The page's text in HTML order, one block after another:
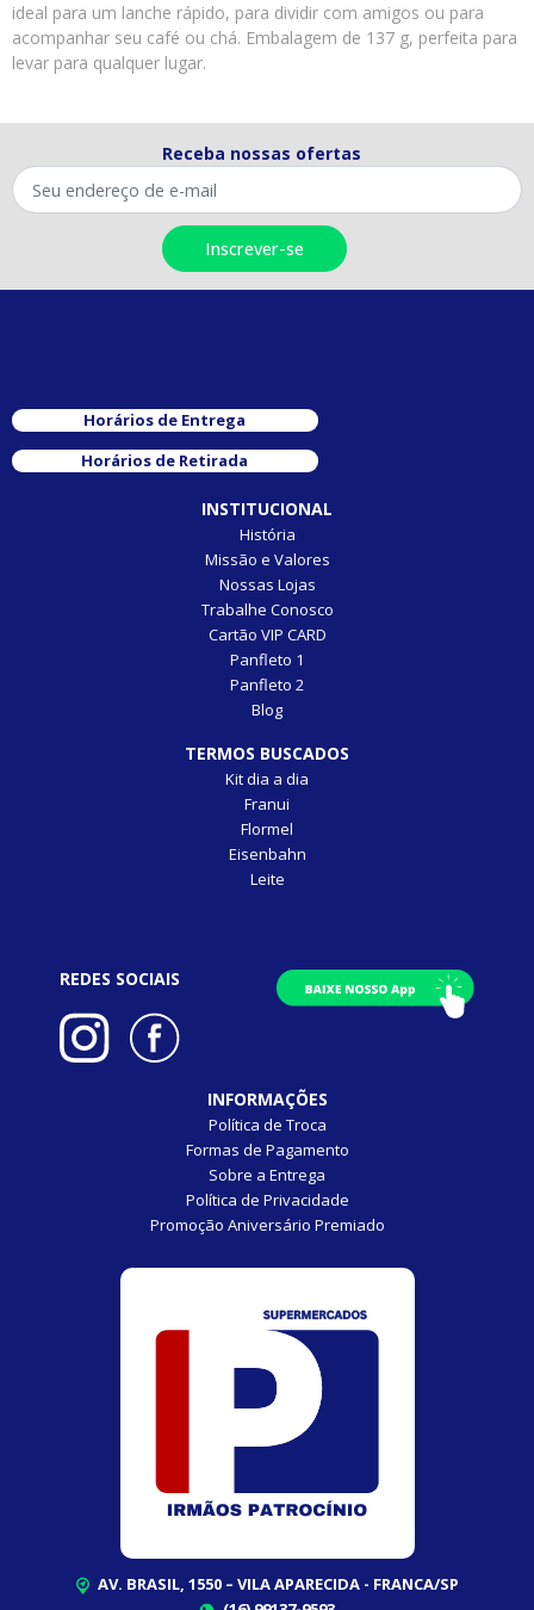
ideal para um lanche rápido, para dividir com amigos ou para
acompanhar seu café ou chá. Embalagem de 137 g, perfeita para
levar para qualquer lugar.
Receba nossas ofertas
Horários de Entrega
Horários de Retirada
INSTITUCIONAL
História
Missão e Valores
Nossas Lojas
Trabalhe Conosco
Cartão VIP CARD
Panfleto 1
Panfleto 2
Blog
TERMOS BUSCADOS
Kit dia a dia
Franui
Flormel
Eisenbahn
Leite
REDES SOCIAIS
INFORMAÇÕES
Política de Troca
Formas de Pagamento
Sobre a Entrega
Política de Privacidade
Promoção Aniversário Premiado
AV. BRASIL, 1550 – VILA APARECIDA - FRANCA/SP